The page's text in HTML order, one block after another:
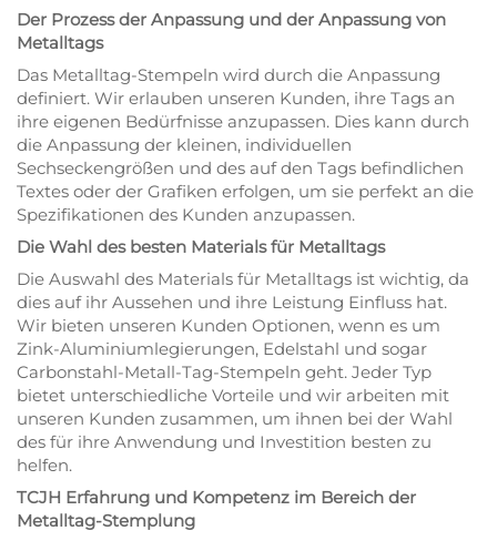
Der Prozess der Anpassung und der Anpassung von
Metalltags
Das Metalltag-Stempeln wird durch die Anpassung
definiert. Wir erlauben unseren Kunden, ihre Tags an
ihre eigenen Bedürfnisse anzupassen. Dies kann durch
die Anpassung der kleinen, individuellen
Sechseckengrößen und des auf den Tags befindlichen
Textes oder der Grafiken erfolgen, um sie perfekt an die
Spezifikationen des Kunden anzupassen.
Die Wahl des besten Materials für Metalltags
Die Auswahl des Materials für Metalltags ist wichtig, da
dies auf ihr Aussehen und ihre Leistung Einfluss hat.
Wir bieten unseren Kunden Optionen, wenn es um
Zink-Aluminiumlegierungen, Edelstahl und sogar
Carbonstahl-Metall-Tag-Stempeln geht. Jeder Typ
bietet unterschiedliche Vorteile und wir arbeiten mit
unseren Kunden zusammen, um ihnen bei der Wahl
des für ihre Anwendung und Investition besten zu
helfen.
TCJH Erfahrung und Kompetenz im Bereich der
Metalltag-Stemplung